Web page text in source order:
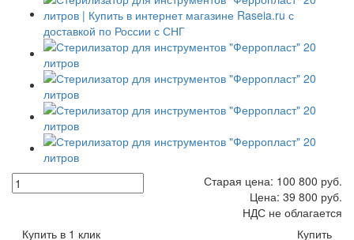
Старая цена: 100 800 руб.
Цена: 39 800 руб.
НДС не облагается
Купить в 1 клик
Купить